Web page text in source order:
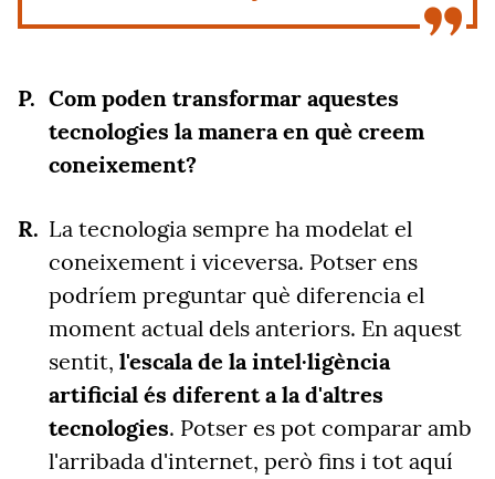
Com poden transformar aquestes
tecnologies la manera en què creem
coneixement?
La tecnologia sempre ha modelat el
coneixement i viceversa. Potser ens
podríem preguntar què diferencia el
moment actual dels anteriors. En aquest
sentit, l'escala de la intel·ligència
artificial és diferent a la d'altres
tecnologies. Potser es pot comparar amb
l'arribada d'internet, però fins i tot aquí